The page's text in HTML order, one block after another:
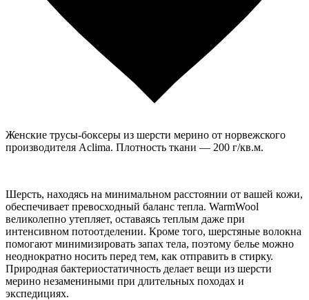
Женские трусы-боксеры из шерсти мерино от норвежского
производителя Aclima. Плотность ткани — 200 г/кв.м.
Шерсть, находясь на минимальном расстоянии от вашей кожи,
обеспечивает превосходный баланс тепла. WarmWool
великолепно утепляет, оставаясь теплым даже при
интенсивном потоотделении. Кроме того, шерстяные волокна
помогают минимизировать запах тела, поэтому белье можно
неоднократно носить перед тем, как отправить в стирку.
Природная бактериостатичность делает вещи из шерсти
мерино незамениными при длительных походах и
экспедициях.